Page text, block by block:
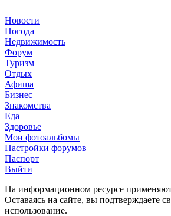
Новости
Погода
Недвижимость
Форум
Туризм
Отдых
Афиша
Бизнес
Знакомства
Еда
Здоровье
Мои фотоальбомы
Настройки форумов
Паспорт
Выйти
На информационном ресурсе
Оставаясь на сайте, вы подтверждаете
использование.